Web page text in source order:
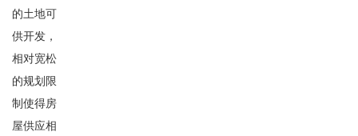
的土地可
供开发，
相对宽松
的规划限
制使得房
屋供应相